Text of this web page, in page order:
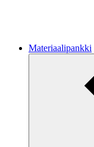
Materiaalipankki